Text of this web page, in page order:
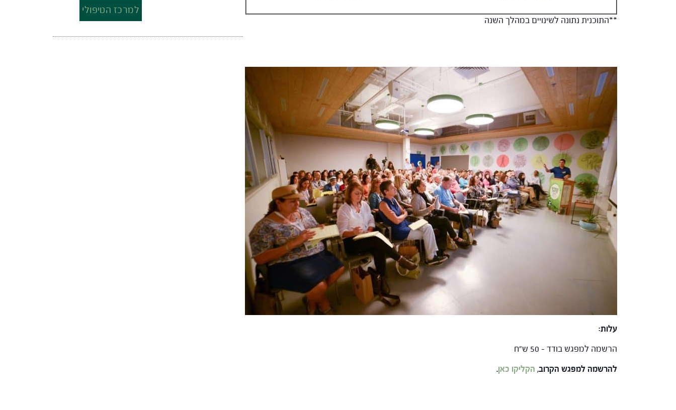
**התוכנית נתונה לשינויים במהלך השנה
עלות:
הרשמה למפגש בודד – 50 ש"ח
להרשמה למפגש הקרוב, הקליקו כאן.
למרכז הטיפולי